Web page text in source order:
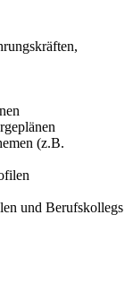
(z.B.
und Berufskollegs